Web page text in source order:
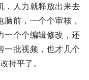
，人力就释放出来去
前，一个个审核，
一个个编辑修改，还
一批视频，也才几个
持平了。